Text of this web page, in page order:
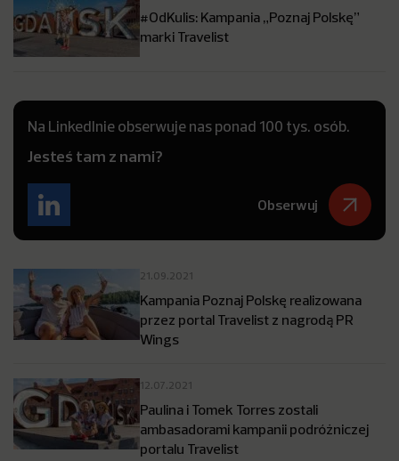
#OdKulis: Kampania „Poznaj Polskę”
marki Travelist
Na LinkedInie obserwuje nas ponad 100 tys. osób.
Jesteś tam z nami?
Obserwuj
21.09.2021
Kampania Poznaj Polskę realizowana
przez portal Travelist z nagrodą PR
Wings
12.07.2021
Paulina i Tomek Torres zostali
ambasadorami kampanii podróżniczej
portalu Travelist